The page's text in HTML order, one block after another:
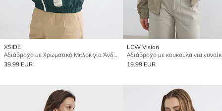
XSIDE
Αδιάβροχο με Χρωματικό Μπλοκ για Άνδρες σε Χαλαρή Εφαρμογή
39.99 EUR
LCW Vision
Αδιάβροχο με κουκούλα για
19.99 EUR